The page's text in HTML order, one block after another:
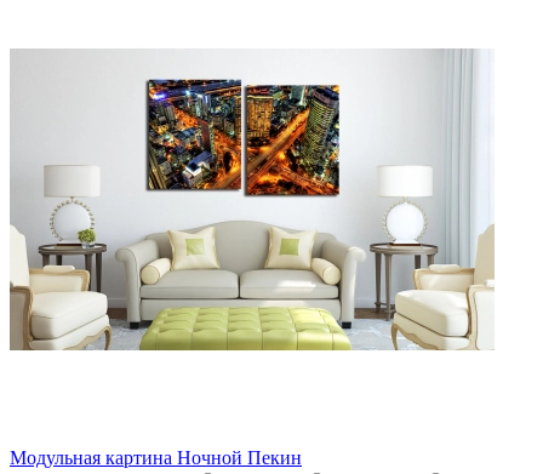
Модульная картина Ночной Пекин